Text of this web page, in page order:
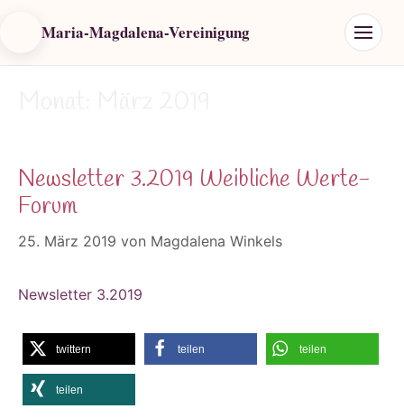
Maria-Magdalena-Vereinigung
Newsletter 3.2019 Weibliche Werte-
Forum
25. März 2019 von Magdalena Winkels
Newsletter 3.2019
twittern teilen teilen
teilen